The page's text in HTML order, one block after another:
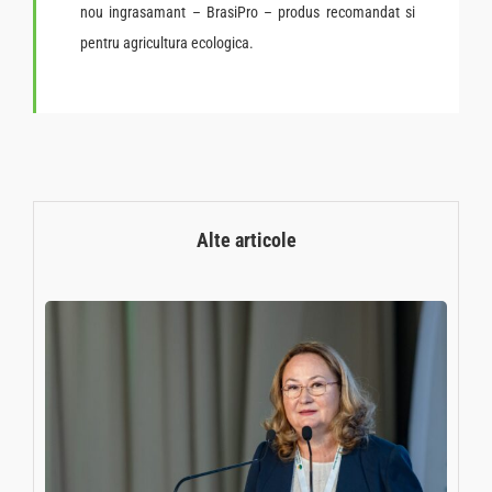
nou ingrasamant – BrasiPro – produs recomandat si
pentru agricultura ecologica.
Alte articole